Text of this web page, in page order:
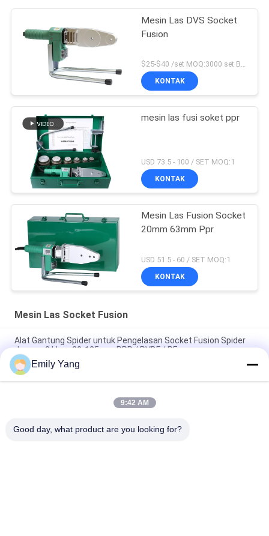
Mesin Las DVS Socket
Fusion
$25-$40 /set MOQ:3000 set Bisa Dipakai
KONTAK
mesin las fusi soket ppr
USD 73.5 - 100 / SET MOQ:1
KONTAK
Mesin Las Fusion Socket
20mm 63mm Ppr
USD 51.5 - 60 / SET MOQ:1
KONTAK
Mesin Las Socket Fusion
Alat Gantung Spider untuk Pengelasan Socket Fusion Spider
dengan 3 klem 20-125mm PPR / PVDF / PE
Alat Penggantung Spider PPR / PVDF / PE 20-125mm Untuk
Pengelasan Fusi Soket
20-63mm PPR PVDF PE Suspending Tool SST-63 Untuk Scoket
Emily Yang
9:42 AM
Good day, what product are you looking for?